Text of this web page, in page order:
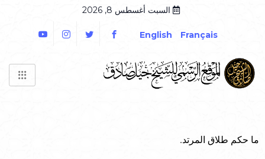
السبت أغسطس 8, 2026
Français
English
ما حكم طلاق المرتد.